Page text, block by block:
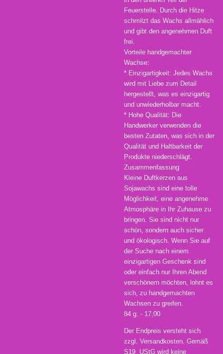
Feuerstelle. Durch die Hitze
schmilzt das Wachs allmählich
und gibt den angenehmen Duft
frei.
Vorteile handgemachter
Wachse:
* Einzigartigkeit: Jedes Wachs
wird mit Liebe zum Detail
hergestellt, was es einzigartig
und unwiederholbar macht.
* Hohe Qualität: Die
Handwerker verwenden die
besten Zutaten, was sich in der
Qualität und Haltbarkeit der
Produkte niederschlägt.
Zusammenfassung
Kleine Duftkerzen aus
Sojawachs sind eine tolle
Möglichkeit, eine angenehme
Atmosphäre in Ihr Zuhause zu
bringen. Sie sind nicht nur
schön, sondern auch sicher
und ökologisch. Wenn Sie auf
der Suche nach einem
einzigartigen Geschenk sind
oder einfach nur Ihren Abend
verschönern möchten, lohnt es
sich, zu handgemachten
Wachsen zu greifen.
84 g. - 17,00
Der Endpreis versteht sich
zzgl. Versandkosten. Gemäß
S19 UStG wird keine